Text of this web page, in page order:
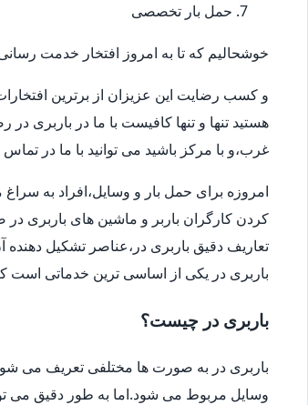
حمل بار تخصصی
خوشحالیم که تا به امروز افتخار خدمت
و کسب رضایت این عزیزان از برترین
هستید تنها و تنها کافیست با ما در باربری
غرب،و با مرکز باشید می توانید با ما در
امروزه برای حمل بار و وسایل،افراد به
کردن کارگران باربر و ماشین های باربری
تعاریف دقیق باربری در،عناصر تشکیل دهنده
باربری در یکی از اساسی ترین خدماتی است
باربری در چیست؟
باربری در به صورت ها مختلفی تعریف می
وسایل مربوط می شود.اما به طور دقیق می